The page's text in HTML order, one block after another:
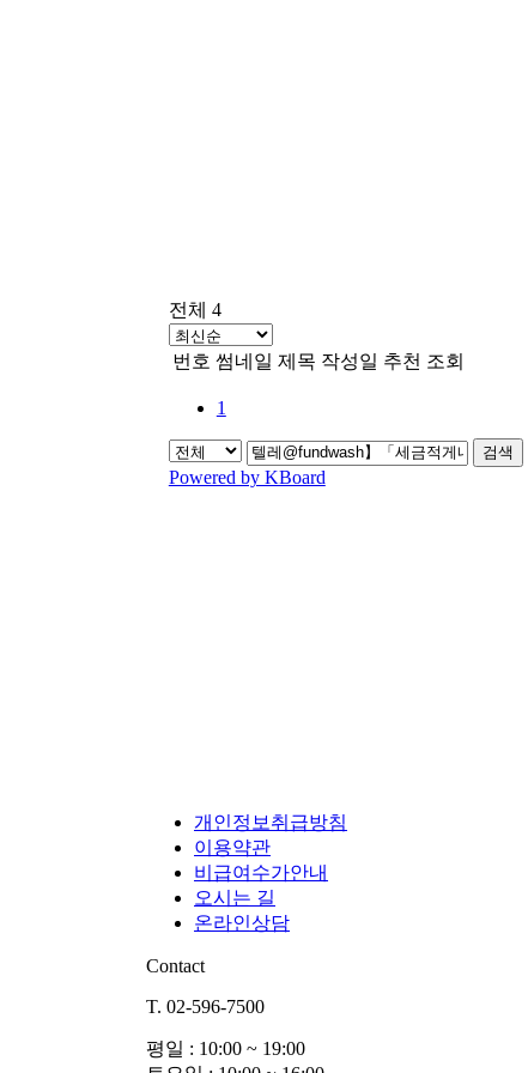
전체 4
번호 썸네일 제목 작성일 추천 조회
1
검색
Powered by KBoard
개인정보취급방침
이용약관
비급여수가안내
오시는 길
온라인상담
Contact
T. 02-596-7500
평일 : 10:00 ~ 19:00